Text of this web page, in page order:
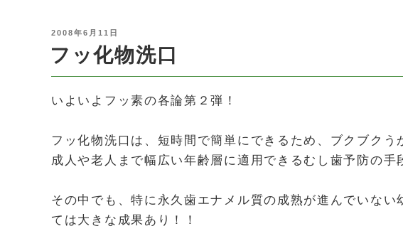
POSTED
2008年6月11日
フッ化物洗口
いよいよフッ素の各論第２弾！
フッ化物洗口は、短時間で簡単にできるため、ブクブク
成人や老人まで幅広い年齢層に適用できるむし歯予防の手
その中でも、特に永久歯エナメル質の成熟が進んでいな
ては大きな成果あり！！